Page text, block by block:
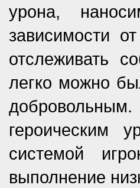
урона,
зависимости
отслеживать
легко можно
героическим
системой
выполнение